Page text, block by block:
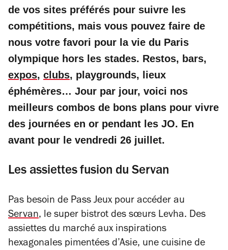
de vos sites préférés pour suivre les
compétitions, mais vous pouvez faire de
nous votre favori pour la vie du Paris
olympique hors les stades. Restos, bars,
expos, clubs, playgrounds, lieux
éphémères… Jour par jour, voici nos
meilleurs combos de bons plans pour vivre
des journées en or pendant les JO. En
avant pour le vendredi 26 juillet.
Les assiettes fusion du Servan
Pas besoin de Pass Jeux pour accéder au
Servan, le super bistrot des sœurs Levha. Des
assiettes du marché aux inspirations
hexagonales pimentées d’Asie, une cuisine de